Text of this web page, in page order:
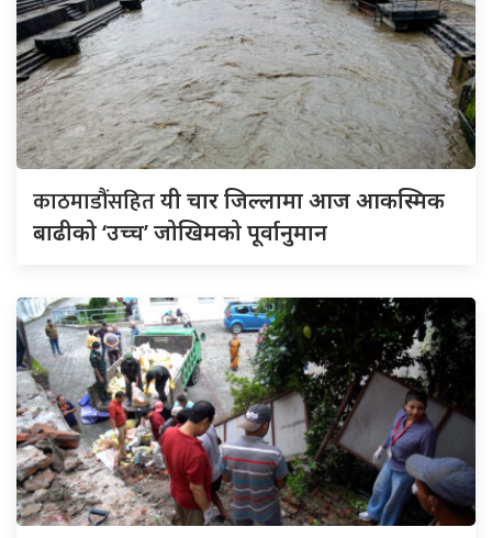
काठमाडौंसहितयी चार जिल्लामा आज आकस्मिक
बाढीको ‘उच्च’ जोखिमको पूर्वानुमान